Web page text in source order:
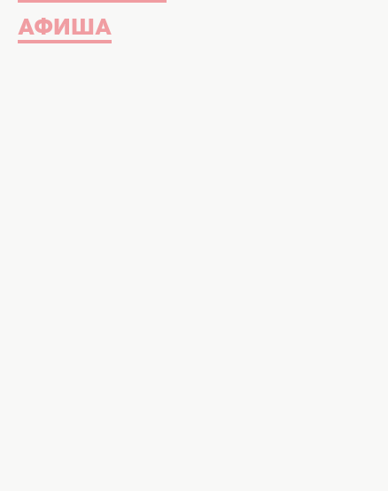
АФИША
150+ идей для подписей в
финальный штрих, который
настоящую историю. Подпись под